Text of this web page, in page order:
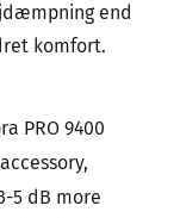
end
komfort.
PRO 9400
5 dB more